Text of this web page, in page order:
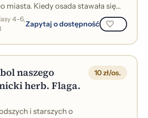
miasta. Kiedy osada stawała się
średniowieczny mies...
4-6,
Zapytaj o dostępność
naszego
herb. Flaga.
10 zł/os.
i starszych o